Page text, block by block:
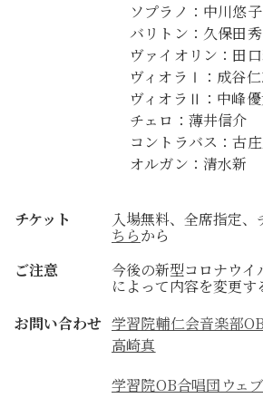
ソプラノ：中川悠子
バリトン：久保田秀
ヴァイオリン：田
ヴィオラⅠ：成谷
ヴィオラⅡ：中峰
チェロ：薄井信介
コントラバス：古
オルガン：清水新
チケット 入場無料、全席指定、
ちらから
ご注意
今後の新型コロナウイ
によって内容を変更す
お問い合わせ 学習院輔仁会音楽部
高崎真
学習院OB合唱団ウェ